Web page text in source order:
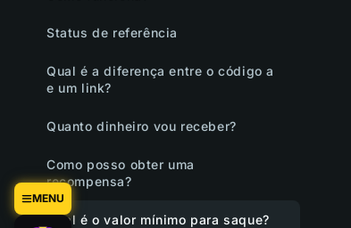
MENU
Status de referência
Qual é a diferença entre o código a
e um link?
Quanto dinheiro vou receber?
Como posso obter uma
recompensa?
Qual é o valor mínimo para saque?